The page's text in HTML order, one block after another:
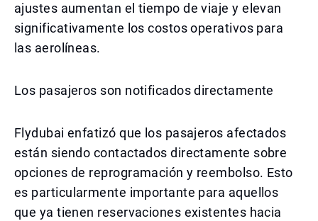
ajustes aumentan el tiempo de viaje y elevan
significativamente los costos operativos para
las aerolíneas.
Los pasajeros son notificados directamente
Flydubai enfatizó que los pasajeros afectados
están siendo contactados directamente sobre
opciones de reprogramación y reembolso. Esto
es particularmente importante para aquellos
que ya tienen reservaciones existentes hacia